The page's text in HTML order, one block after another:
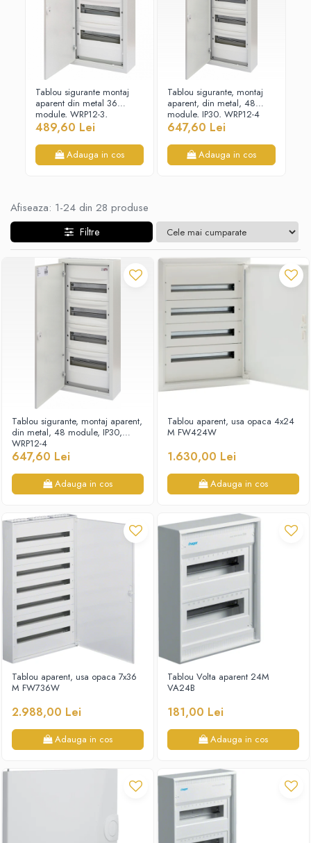
Paneluri LED
Corpuri de iluminat decorativ
interior/exterior
Accesorii pentru iluminat
Senzori de miscare, crepusculari si
ceasuri programabile
Tablou sigurante montaj
aparent din metal 36
module, WRP12-3,
489,60 Lei
Adauga in cos
Tablou sigurante, montaj
aparent, din metal, 48
module, IP30, WRP12-4
647,60 Lei
Adauga in cos
Afiseaza: 1-24 din 28 produse
Filtre
Tablou sigurante, montaj aparent,
din metal, 48 module, IP30,
WRP12-4
647,60 Lei
Adauga in cos
Tablou aparent, usa opaca 4x24
M FW424W
1.630,00 Lei
Adauga in cos
Tablou aparent, usa opaca 7x36
M FW736W
2.988,00 Lei
Adauga in cos
Tablou Volta aparent 24M
VA24B
181,00 Lei
Adauga in cos